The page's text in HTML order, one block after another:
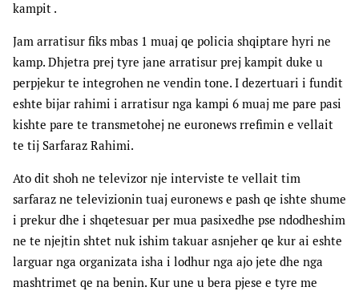
kampit .
Jam arratisur fiks mbas 1 muaj qe policia shqiptare hyri ne
kamp. Dhjetra prej tyre jane arratisur prej kampit duke u
perpjekur te integrohen ne vendin tone. I dezertuari i fundit
eshte bijar rahimi i arratisur nga kampi 6 muaj me pare pasi
kishte pare te transmetohej ne euronews rrefimin e vellait
te tij Sarfaraz Rahimi.
Ato dit shoh ne televizor nje interviste te vellait tim
sarfaraz ne televizionin tuaj euronews e pash qe ishte shume
i prekur dhe i shqetesuar per mua pasixedhe pse ndodheshim
ne te njejtin shtet nuk ishim takuar asnjeher qe kur ai eshte
larguar nga organizata isha i lodhur nga ajo jete dhe nga
mashtrimet qe na benin. Kur une u bera pjese e tyre me